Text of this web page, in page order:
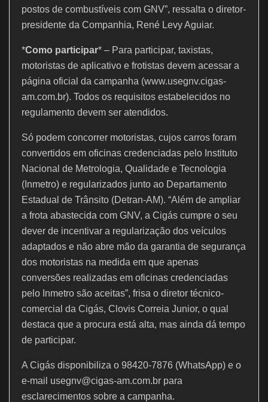
postos de combustíveis com GNV”, ressalta o diretor-
presidente da Companhia, René Levy Aguiar.
*Como participar* – Para participar, taxistas,
motoristas de aplicativo e frotistas devem acessar a
página oficial da campanha (www.usegnv.cigas-
am.com.br). Todos os requisitos estabelecidos no
regulamento devem ser atendidos.
Só podem concorrer motoristas, cujos carros foram
convertidos em oficinas credenciadas pelo Instituto
Nacional de Metrologia, Qualidade e Tecnologia
(Inmetro) e regularizados junto ao Departamento
Estadual de Trânsito (Detran-AM). “Além de ampliar
a frota abastecida com GNV, a Cigás cumpre o seu
dever de incentivar a regularização dos veículos
adaptados e não abre mão da garantia de segurança
dos motoristas na medida em que apenas
conversões realizadas em oficinas credenciadas
pelo Inmetro são aceitas”, frisa o diretor técnico-
comercial da Cigás, Clovis Correia Junior, o qual
destaca que a procura está alta, mas ainda dá tempo
de participar.
A Cigás disponibiliza o 98420-7876 (WhatsApp) e o
e-mail usegnv@cigas-am.com.br para
esclarecimentos sobre a campanha.